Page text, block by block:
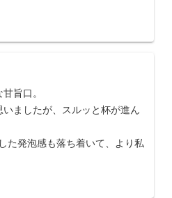
旨口。
ましたが、スルッと杯が進ん
た発泡感も落ち着いて、より私